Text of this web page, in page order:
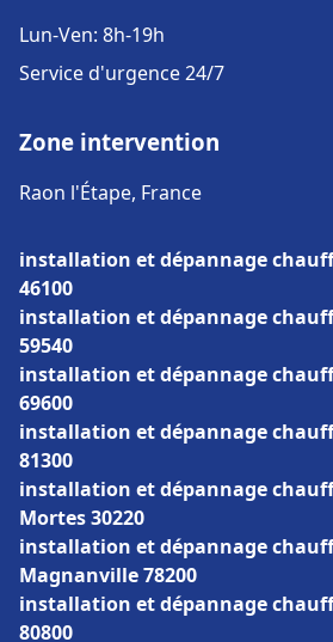
Lun-Ven: 8h-19h
Service d'urgence 24/7
Zone intervention
Raon l'Étape, France
installation et dépannage
46100
installation et dépannage
59540
installation et dépannage
69600
installation et dépannage
81300
installation et dépannage
Mortes 30220
installation et dépannage
Magnanville 78200
installation et dépannage
80800